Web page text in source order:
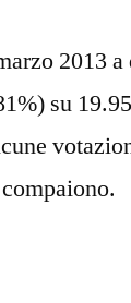
2013
su